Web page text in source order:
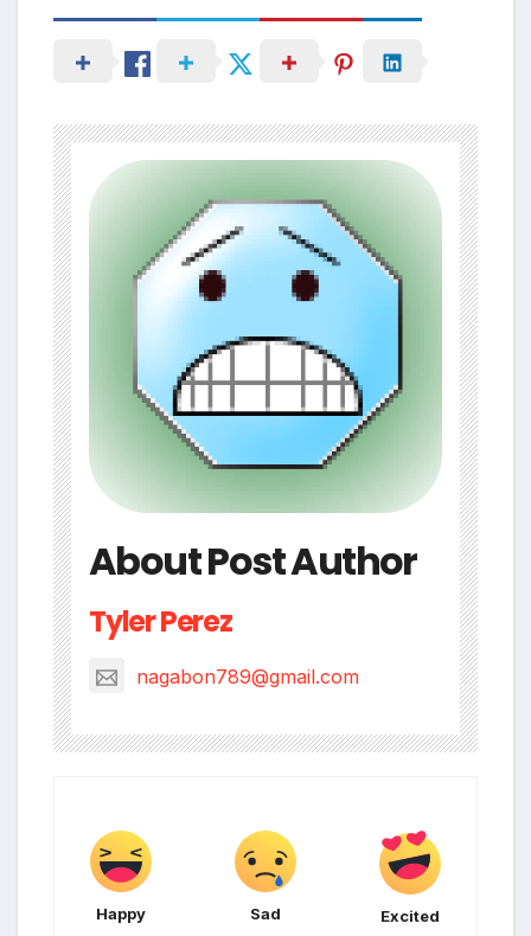
About Post Author
Tyler Perez
nagabon789@gmail.com
Happy Sad Excited